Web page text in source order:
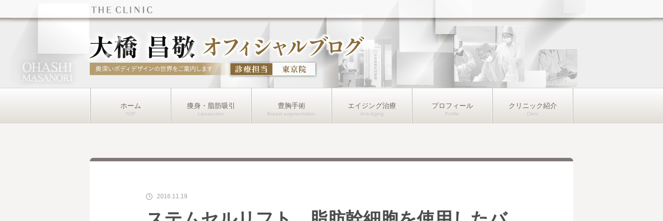
ホーム 痩身・脂肪吸引 豊胸手術 エイジング治療 プロフィール クリニック紹介
2016.11.19